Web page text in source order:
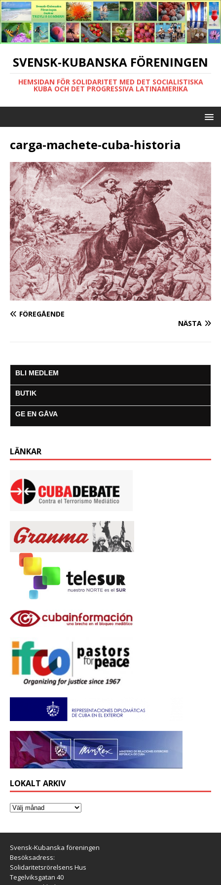
SVENSK-KUBANSKA FÖRENINGEN
HEMSIDAN FÖR SOLIDARITET MED DET SOCIALISTISKA
KUBA OCH DET PROGRESSIVA LATINAMERIKA
carga-machete-cuba-historia
FÖREGÅENDE
NÄSTA
BLI MEDLEM
BUTIK
GE EN GÅVA
LÄNKAR
LOKALT ARKIV
Svensk-Kubanska föreningen
Besöksadress:
Solidaritetsrörelsens Hus
Tegelviksgatan 40